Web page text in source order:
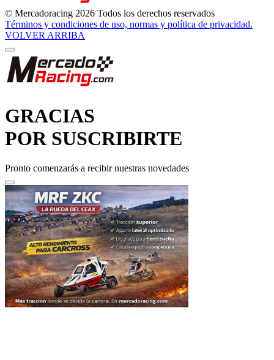
© Mercadoracing 2026 Todos los derechos reservados
Términos y condiciones de uso, normas y política de privacidad.
VOLVER ARRIBA
GRACIAS
POR SUSCRIBIRTE
Pronto comenzarás a recibir nuestras novedades